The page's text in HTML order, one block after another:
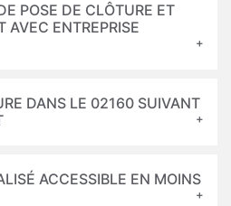
POSE DE CLÔTURE ET
AVEC ENTREPRISE
DANS LE 02160 SUIVANT
ACCESSIBLE EN MOINS